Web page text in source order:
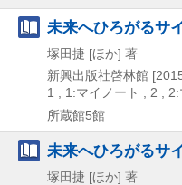
未来へひろがるサ
塚田捷 [ほか] 著
新興出版社啓林館
1 , 1:マイノート , 2 ,
所蔵館5館
未来へひろがるサ
塚田捷 [ほか] 著